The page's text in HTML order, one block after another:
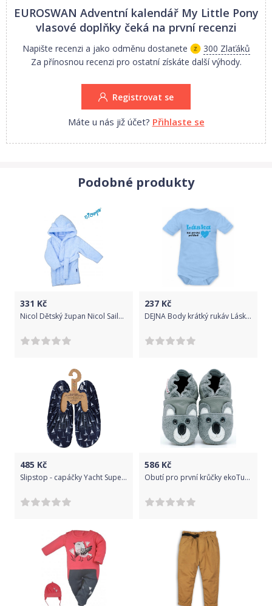
EUROSWAN Adventní kalendář My Little Pony
vlasové doplňky čeká na první recenzi
Napište recenzi a jako odměnu dostanete
300 Zlaťáků
Za přínosnou recenzi pro ostatní získáte další výhody.
Registrovat se
Máte u nás již účet? Přihlaste se
Podobné produkty
331 Kč
Nicol Dětský župan Nicol Sailor - modrý, vel. 122/128 122 (6-7 let)
237 Kč
DEJNA Body krátký rukáv Láska na první pohled - modré, Velikost koj. oblečení 62 (2-3m)
485 Kč
Slipstop - capáčky Yacht Superior SS19140113 Velikost: S SS19140113
586 Kč
Obutí pro první krůčky ekoTuptusie Koala na šedé (18/19) - FIORINO